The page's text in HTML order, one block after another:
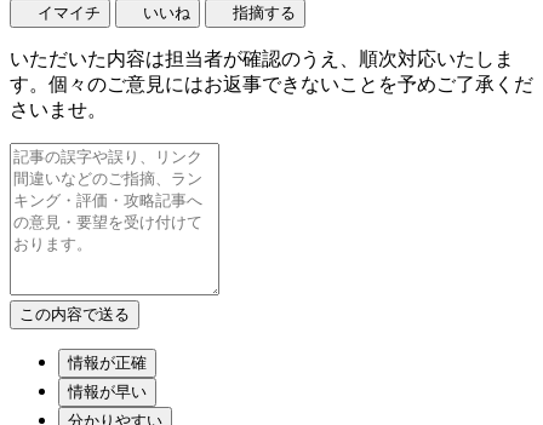
イマイチ いいね 指摘する
いただいた内容は担当者が確認のうえ、順次対応いたしま
す。個々のご意見にはお返事できないことを予めご了承くだ
さいませ。
情報が正確
情報が早い
分かりやすい